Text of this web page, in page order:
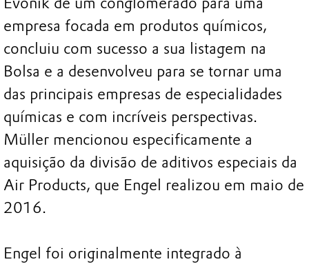
empresa focada em produtos químicos,
concluiu com sucesso a sua listagem na
Bolsa e a desenvolveu para se tornar uma
das principais empresas de especialidades
químicas e com incríveis perspectivas.
Müller mencionou especificamente a
aquisição da divisão de aditivos especiais da
Air Products, que Engel realizou em maio de
2016.
Engel foi originalmente integrado à